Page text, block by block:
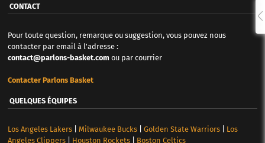
CONTACT
Pour toute question, remarque ou suggestion, vous pouvez nous
contacter par email à l'adresse :
contact@parlons-basket.com ou par courrier
Contacter Parlons Basket
QUELQUES ÉQUIPES
Los Angeles Lakers| Milwaukee Bucks| Golden State Warriors| Los
Angeles Clippers| Houston Rockets| Boston Celtics